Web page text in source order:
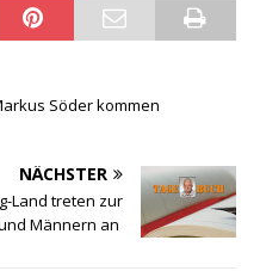
Söder kommen
NÄCHSTER
Land treten zur
Männern an